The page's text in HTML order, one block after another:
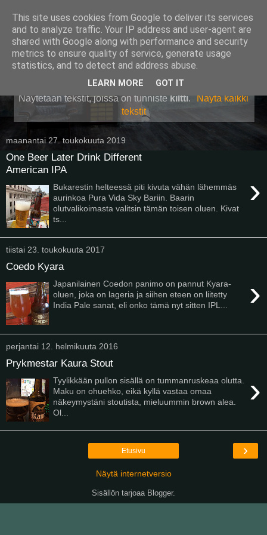
Pullollinen
Näytetään tekstit, joissa on tunniste kiltti.
Näytä kaikki
tekstit
maanantai 27. toukokuuta 2019
One Beer Later Drink Different
American IPA
›
Bukarestin helteessä piti kivuta vähän lähemmäs
aurinkoa Pura Vida Sky Bariin. Baarin
olutvalikoimasta valitsin tämän toisen oluen. Kivat
ts...
tiistai 23. toukokuuta 2017
Coedo Kyara
›
Japanilainen Coedon panimo on pannut Kyara-
oluen, joka on lageria ja siihen eteen on liitetty
India Pale sanat, eli onko tämä nyt sitten IPL...
perjantai 12. helmikuuta 2016
Prykmestar Kaura Stout
›
Tyylikkään pullon sisällä on tummanruskeaa olutta.
Maku on ohuehko, eikä kyllä vastaa omaa
näkeymystäni stoutista, mieluummin brown alea.
Ol...
›
Etusivu
Näytä internetversio
Sisällön tarjoaa Blogger.
This site uses cookies from Google to deliver its services
and to analyze traffic. Your IP address and user-agent are
shared with Google along with performance and security
metrics to ensure quality of service, generate usage
statistics, and to detect and address abuse.
LEARN MORE GOT IT